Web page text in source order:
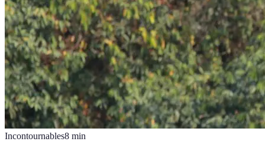
Incontournables8 min